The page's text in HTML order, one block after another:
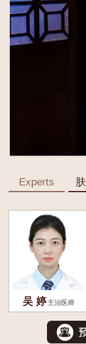
Experts
吴 婷 主治医师